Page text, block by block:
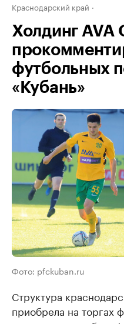
Краснодарский край
Холдинг AVA
футбольных
«Кубань»
Фото: pfckuban.ru
Структура
приобрела на торгах